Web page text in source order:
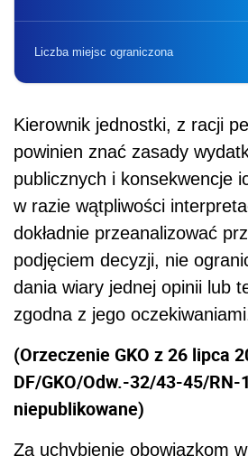
Liczba miejsc ograniczona
Kierownik jednostki, z racji
powinien znać zasady
publicznych i konsekwencje
w razie wątpliwości
dokładnie przeanalizować
podjęciem decyzji, nie
dania wiary jednej opinii lub
zgodna z jego
(Orzeczenie GKO z 26 lipca
DF/GKO/Odw.-32/43-45/
niepublikowane)
Za uchybienie obowiązkom